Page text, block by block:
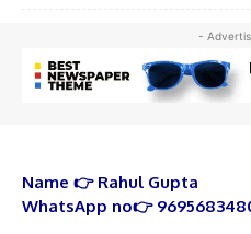
-
Name 👉 Rahul Gupta
WhatsApp no👉